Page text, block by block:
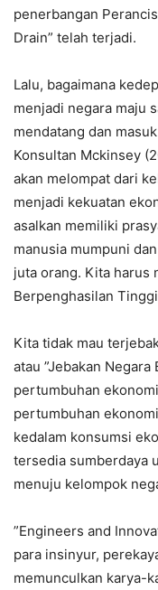
penerbangan
Drain” telah terjadi.
Lalu, bagaimana
menjadi negara maju
mendatang dan
Konsultan Mckinsey
akan melompat dari
menjadi kekuatan
asalkan memiliki
manusia mumpuni
juta orang. Kita harus
Berpenghasilan
Kita tidak mau
atau ”Jebakan
pertumbuhan
pertumbuhan
kedalam konsumsi
tersedia sumberdaya
menuju kelompok
”Engineers and
para insinyur,
memunculkan karya-